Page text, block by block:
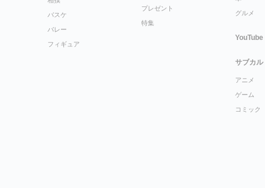
バスケ
バレー
フィギュア
プレゼント
特集
グルメ
YouTube
サブカル
アニメ
ゲーム
コミック